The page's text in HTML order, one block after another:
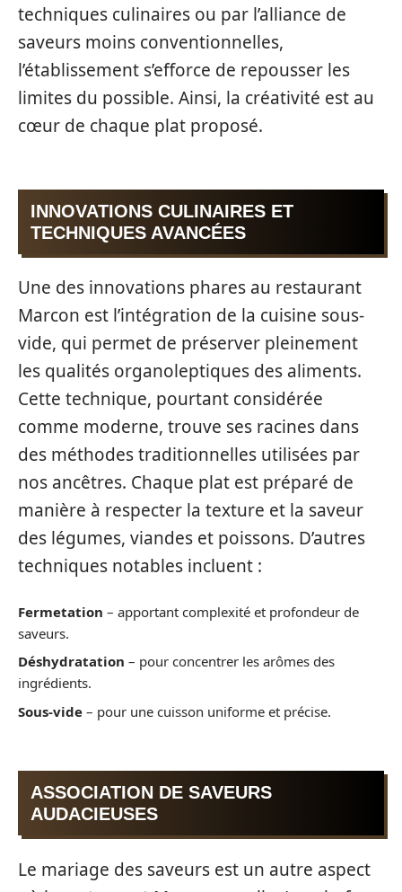
techniques culinaires ou par l’alliance de
saveurs moins conventionnelles,
l’établissement s’efforce de repousser les
limites du possible. Ainsi, la créativité est au
cœur de chaque plat proposé.
INNOVATIONS CULINAIRES ET
TECHNIQUES AVANCÉES
Une des innovations phares au restaurant
Marcon est l’intégration de la cuisine sous-
vide, qui permet de préserver pleinement
les qualités organoleptiques des aliments.
Cette technique, pourtant considérée
comme moderne, trouve ses racines dans
des méthodes traditionnelles utilisées par
nos ancêtres. Chaque plat est préparé de
manière à respecter la texture et la saveur
des légumes, viandes et poissons. D’autres
techniques notables incluent :
Fermetation – apportant complexité et profondeur de
saveurs.
Déshydratation – pour concentrer les arômes des
ingrédients.
Sous-vide – pour une cuisson uniforme et précise.
ASSOCIATION DE SAVEURS
AUDACIEUSES
Le mariage des saveurs est un autre aspect